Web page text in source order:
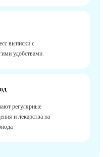
выписки с
удобствами.
регулярные
и лекарства на